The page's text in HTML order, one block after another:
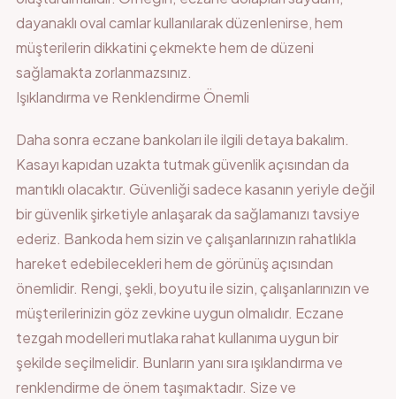
dayanaklı oval camlar kullanılarak düzenlenirse, hem
müşterilerin dikkatini çekmekte hem de düzeni
sağlamakta zorlanmazsınız.
Işıklandırma ve Renklendirme Önemli
Daha sonra eczane bankoları ile ilgili detaya bakalım.
Kasayı kapıdan uzakta tutmak güvenlik açısından da
mantıklı olacaktır. Güvenliği sadece kasanın yeriyle değil
bir güvenlik şirketiyle anlaşarak da sağlamanızı tavsiye
ederiz. Bankoda hem sizin ve çalışanlarınızın rahatlıkla
hareket edebilecekleri hem de görünüş açısından
önemlidir. Rengi, şekli, boyutu ile sizin, çalışanlarınızın ve
müşterilerinizin göz zevkine uygun olmalıdır. Eczane
tezgah modelleri mutlaka rahat kullanıma uygun bir
şekilde seçilmelidir. Bunların yanı sıra ışıklandırma ve
renklendirme de önem taşımaktadır. Size ve